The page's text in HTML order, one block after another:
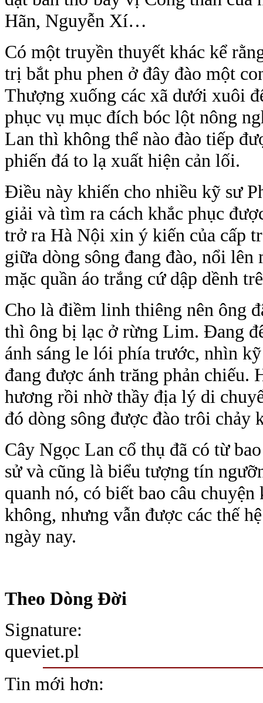
Hãn, Nguyễn Xí…
Có một truyền thuyết khác kể
trị bắt phu phen ở đây đào một
Thượng xuống các xã dưới xuôi
phục vụ mục đích bóc lột nông
Lan thì không thể nào đào tiếp
phiến đá to lạ xuất hiện cản lối.
Điều này khiến cho nhiều kỹ sư
giải và tìm ra cách khắc phục
trở ra Hà Nội xin ý kiến của cấp
giữa dòng sông đang đào, nổi
mặc quần áo trắng cứ dập dềnh
Cho là điềm linh thiêng nên ông
thì ông bị lạc ở rừng Lim. Đang
ánh sáng le lói phía trước, nhìn
đang được ánh trăng phản chiếu.
hương rồi nhờ thầy địa lý di
đó dòng sông được đào trôi chảy
Cây Ngọc Lan cổ thụ đã có từ
sử và cũng là biểu tượng tín
quanh nó, có biết bao câu
không, nhưng vẫn được các thế
ngày nay.
Theo Dòng Đời
Signature:
queviet.pl
Tin mới hơn: